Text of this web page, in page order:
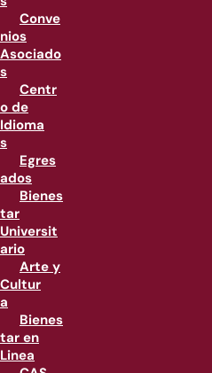
Conve
nios
Asociado
s
Centr
o de
Idioma
s
Egres
ados
Bienes
tar
Universit
ario
Arte y
Cultur
a
Bienes
tar en
Linea